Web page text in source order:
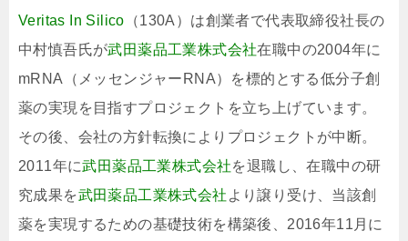
Veritas In Silico （130A）は創業者で代表取締役社長の
中村慎吾氏が武田薬品工業株式会社在職中の2004年に
mRNA（メッセンジャーRNA）を標的とする低分子創
薬の実現を目指すプロジェクトを立ち上げています。
その後、会社の方針転換によりプロジェクトが中断。
2011年に武田薬品工業株式会社を退職し、在職中の研
究成果を武田薬品工業株式会社 より譲り受け、当該創
薬を実現するための基礎技術を構築後、2016年11月に